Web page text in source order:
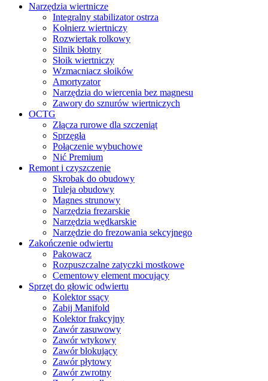
Narzędzia wiertnicze
Integralny stabilizator ostrza
Kołnierz wiertniczy
Rozwiertak rolkowy
Silnik błotny
Słoik wiertniczy
Wzmacniacz słoików
Amortyzator
Narzędzia do wiercenia bez magnesu
Zawory do sznurów wiertniczych
OCTG
Złącza rurowe dla szczeniąt
Sprzęgła
Połączenie wybuchowe
Nić Premium
Remont i czyszczenie
Skrobak do obudowy
Tuleja obudowy
Magnes strunowy
Narzędzia frezarskie
Narzędzia wędkarskie
Narzędzie do frezowania sekcyjnego
Zakończenie odwiertu
Pakowacz
Rozpuszczalne zatyczki mostkowe
Cementowy element mocujący
Sprzęt do głowic odwiertu
Kolektor ssący
Zabij Manifold
Kolektor frakcyjny
Zawór zasuwowy
Zawór wtykowy
Zawór blokujący
Zawór płytowy
Zawór zwrotny